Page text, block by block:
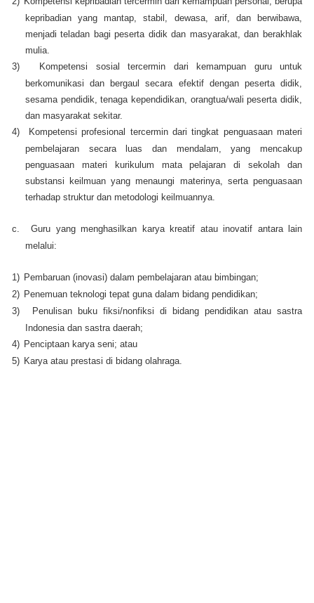
kepribadian yang mantap, stabil, dewasa, arif, dan berwibawa,
menjadi teladan bagi peserta didik dan masyarakat, dan berakhlak
mulia.
3)
Kompetensi sosial tercermin dari kemampuan guru untuk
berkomunikasi dan bergaul secara efektif dengan peserta didik,
sesama pendidik, tenaga kependidikan, orangtua/wali peserta didik,
dan masyarakat sekitar.
4)
Kompetensi profesional tercermin dari tingkat penguasaan materi
pembelajaran secara luas dan mendalam, yang mencakup
penguasaan materi kurikulum mata pelajaran di sekolah dan
substansi keilmuan yang menaungi materinya, serta penguasaan
terhadap struktur dan metodologi keilmuannya.
c.
Guru yang menghasilkan karya kreatif atau inovatif antara lain
melalui:
1) Pembaruan (inovasi) dalam pembelajaran atau bimbingan;
2) Penemuan teknologi tepat guna dalam bidang pendidikan;
3)
Penulisan buku fiksi/nonfiksi di bidang pendidikan atau sastra
Indonesia dan sastra daerah;
4) Penciptaan karya seni; atau
5) Karya atau prestasi di bidang olahraga.